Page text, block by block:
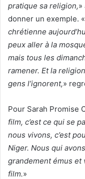
pratique sa religion,»
donner un exemple. «
chrétienne
peux aller à la
mais tous les
ramener. Et la
gens l’ignorent,»
Pour Sarah Promise
film, c’est ce qui se
nous vivons, c’est
Niger. Nous qui
grandement émus
film.»